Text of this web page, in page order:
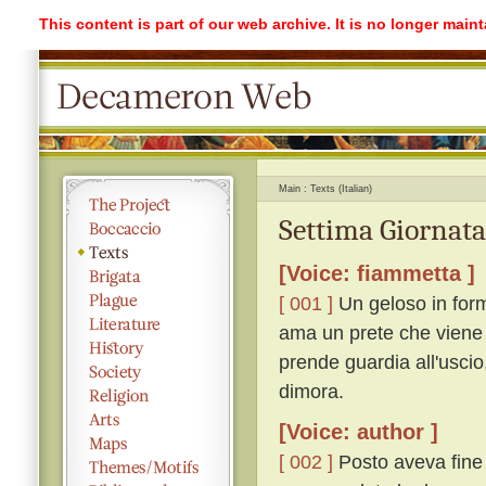
This content is part of our web archive. It is no longer
Main Texts (Italian)
Settima
[Voice: fiammetta ]
[ 001 ] Un geloso in
ama un prete che
prende guardia
dimora.
[Voice: author ]
[ 002 ] Posto aveva